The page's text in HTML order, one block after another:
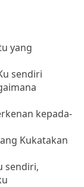
yang
sendiri
kepada-
Kukatakan
sendiri,